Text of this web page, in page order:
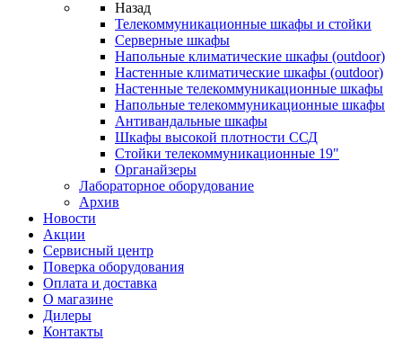
Назад
Телекоммуникационные шкафы и стойки
Серверные шкафы
Напольные климатические шкафы (outdoor)
Настенные климатические шкафы (outdoor)
Настенные телекоммуникационные шкафы
Напольные телекоммуникационные шкафы
Антивандальные шкафы
Шкафы высокой плотности ССД
Стойки телекоммуникационные 19"
Органайзеры
Лабораторное оборудование
Архив
Новости
Акции
Сервисный центр
Поверка оборудования
Оплата и доставка
О магазине
Дилеры
Контакты